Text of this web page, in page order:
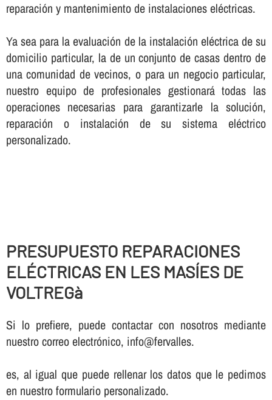
reparación y mantenimiento de instalaciones eléctricas.
Ya sea para la evaluación de la instalación eléctrica de su
domicilio particular, la de un conjunto de casas dentro de
una comunidad de vecinos, o para un negocio particular,
nuestro equipo de profesionales gestionará todas las
operaciones necesarias para garantizarle la solución,
reparación o instalación de su sistema eléctrico
personalizado.
PRESUPUESTO REPARACIONES
ELÉCTRICAS EN LES MASÍES DE
VOLTREGà
Si lo prefiere, puede contactar con nosotros mediante
nuestro correo electrónico, info@fervalles.
es, al igual que puede rellenar los datos que le pedimos
en nuestro formulario personalizado.